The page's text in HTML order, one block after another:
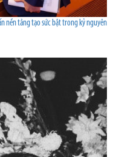
nền tảng tạo sức bật trong kỷ nguyên